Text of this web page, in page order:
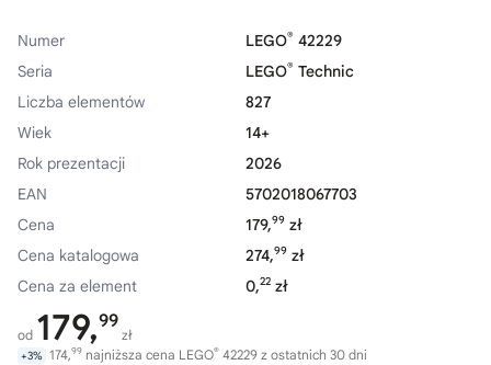
Numer LEGO® 42229
Seria
LEGO® Technic
Liczba elementów
827
Wiek
14+
Rok prezentacji
2026
EAN
5702018067703
Cena
179,99 zł
Cena katalogowa
274,99 zł
Cena za element
0,22 zł
od 179,99
zł
+3% 174,99 najniższa cena LEGO® 42229 z ostatnich 30 dni